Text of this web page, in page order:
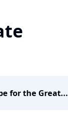
for the Great...